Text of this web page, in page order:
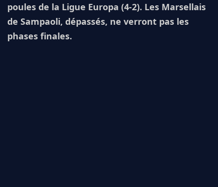
poules de la Ligue Europa (4-2). Les Marsellais
de Sampaoli, dépassés, ne verront pas les
phases finales.